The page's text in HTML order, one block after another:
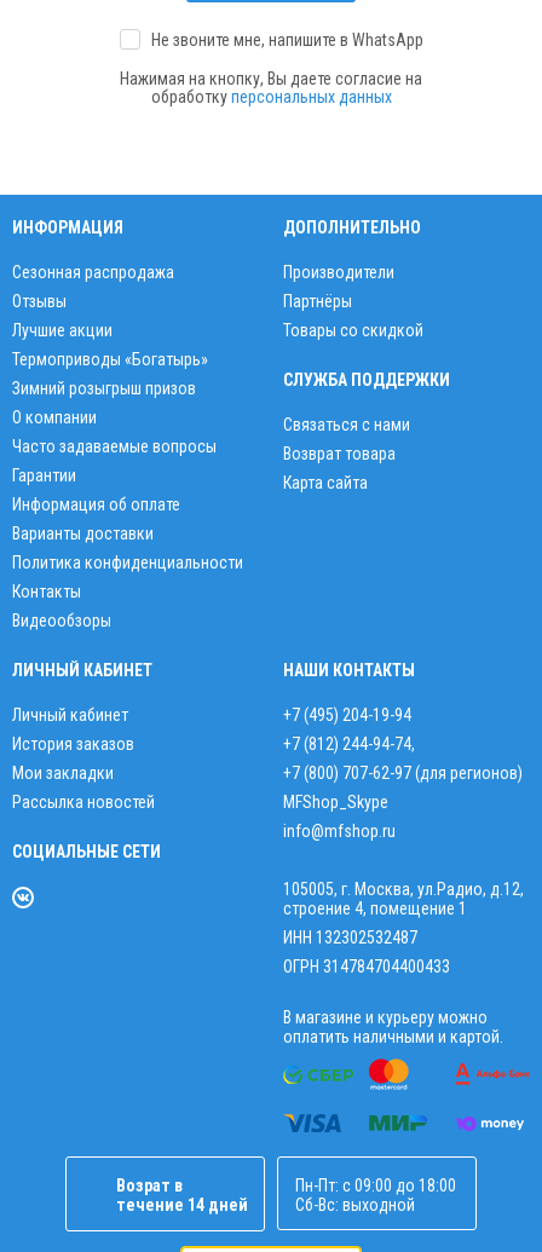
Не звоните мне, напишите в WhatsApp
Нажимая на кнопку, Вы даете согласие на
обработкуперсональных данных
ИНФОРМАЦИЯ
Сезонная распродажа
Отзывы
Лучшие акции
Термоприводы «Богатырь»
Зимний розыгрыш призов
О компании
Часто задаваемые вопросы
Гарантии
Информация об оплате
Варианты доставки
Политика конфиденциальности
Контакты
Видеообзоры
ДОПОЛНИТЕЛЬНО
Производители
Партнёры
Товары со скидкой
СЛУЖБА ПОДДЕРЖКИ
Связаться с нами
Возврат товара
Карта сайта
ЛИЧНЫЙ КАБИНЕТ
Личный кабинет
История заказов
Мои закладки
Рассылка новостей
СОЦИАЛЬНЫЕ СЕТИ
НАШИ КОНТАКТЫ
+7 (495) 204-19-94
+7 (812) 244-94-74,
+7 (800) 707-62-97 (для регионов)
MFShop_Skype
info@mfshop.ru
105005, г. Москва, ул.Радио, д.12,
строение 4, помещение 1
ИНН 132302532487
ОГРН 314784704400433
В магазине и курьеру можно
оплатить наличными и картой.
Возрат в
течение 14 дней
Пн-Пт: с 09:00 до 18:00
Сб-Вс: выходной